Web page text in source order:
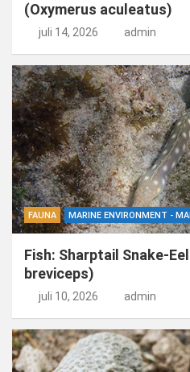
(Oxymerus aculeatus)
juli 14, 2026 admin
FAUNA MARINE ENVIRONMENT -
Fish: Sharptail Snake-
breviceps)
juli 10, 2026 admin